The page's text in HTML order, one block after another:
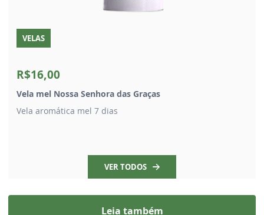
VELAS
R$16,00
Vela mel Nossa Senhora das Graças
Vela aromática mel 7 dias
VER TODOS
Leia também